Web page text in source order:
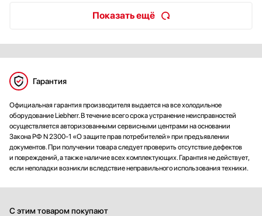
Показать ещё
Гарантия
Официальная гарантия производителя выдается на все холодильное
оборудование Liebherr. В течение всего срока устранение неисправностей
осуществляется авторизованными сервисными центрами на основании
Закона РФ N 2300-1 «О защите прав потребителей» при предъявлении
документов. При получении товара следует проверить отсутствие дефектов
и повреждений, а также наличие всех комплектующих. Гарантия не действует,
если неполадки возникли вследствие неправильного использования техники.
С этим товаром покупают